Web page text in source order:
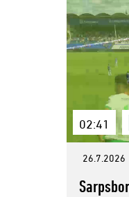
02:41
26.7.2026